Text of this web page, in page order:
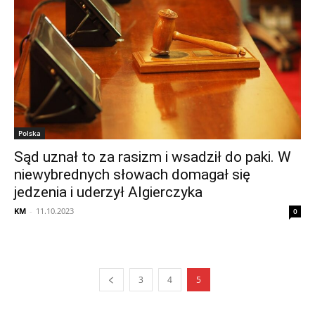
Polska
Sąd uznał to za rasizm i wsadził do paki. W
niewybrednych słowach domagał się
jedzenia i uderzył Algierczyka
KM - 11.10.2023 0
3 4 5